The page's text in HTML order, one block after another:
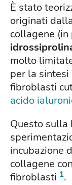
È stato
originati
collagene
molto
per la
fibroblasti
acido
Questo sulla
incubazione
collagene
fibroblasti 1.